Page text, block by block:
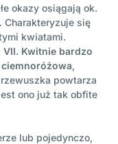
okazy osiągają ok.
Charakteryzuje się
kwiatami.
VII. Kwitnie bardzo
ciemnoróżowa,
powtarza
ono już tak obfite
lub pojedynczo,